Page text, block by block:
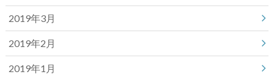
2019年3月
2019年2月
2019年1月